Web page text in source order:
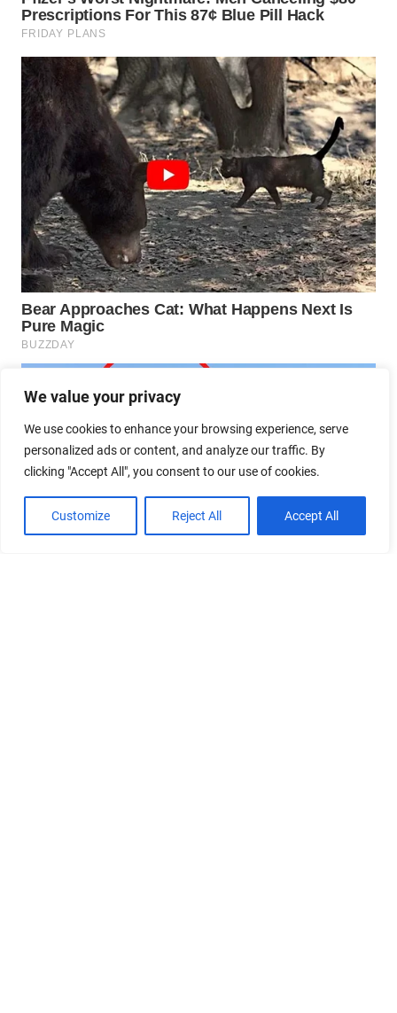
We value your privacy
We use cookies to enhance your browsing experience, serve
personalized ads or content, and analyze our traffic. By
clicking "Accept All", you consent to our use of cookies.
Customize Reject All Accept All